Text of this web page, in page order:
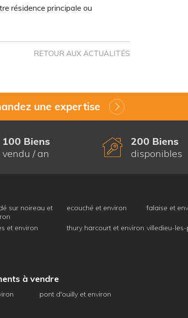
résidence principale ou
RETOUR AUX ACTUALITÉS
une expertise
100 Biens
vendu / an
200 Biens
disponibles
sur noireau et
ecouché et environ falaise et
et environ thury harcourt et environ villedieu-
à vendre
pont d'ouilly et environ